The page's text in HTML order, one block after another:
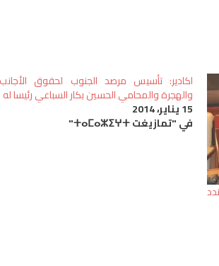
اكادير: تأسيس مرصد الجنوب لحقوق الأجانب
والهجرة والمحامي الحسين بكار السباعي رئيسا له
15 يناير، 2014
في "تمازيغت ⵜⴰⵎⴰⵣⵉⵖⵜ"